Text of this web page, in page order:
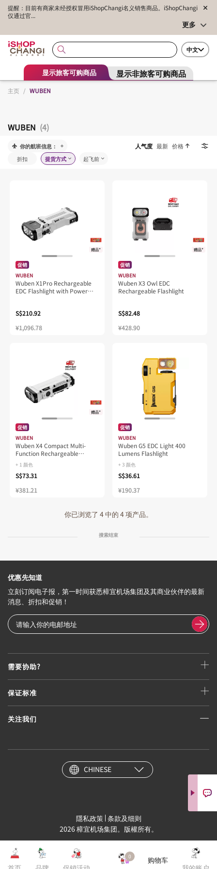
提醒：目前有商家未经授权冒用iShopChangi名义销售商品。iShopChangi
仅通过官...
更多
中文
显示旅客可购商品 显示非旅客可购商品
0
购物车
主页 / WUBEN
WUBEN (4)
你的航班信息： 人气度 最新 价格
折扣 提货方式 起飞前
赠品*
促销
WUBEN
Wuben X1Pro Rechargeable
EDC Flashlight with Power
S$210.92
¥1,096.78
赠品*
促销
WUBEN
Wuben X3 Owl EDC
Rechargeable Flashlight
S$82.48
¥428.90
赠品*
促销
WUBEN
Wuben X4 Compact Multi-
Function Rechargeable
Flashlight
+ 1 颜色
S$73.31
¥381.21
促销
WUBEN
Wuben G5 EDC Light 400
Lumens Flashlight
+ 3 颜色
S$36.61
¥190.37
你已浏览了 4 中的 4 项产品。
搜索结束
需要协助?
保证标准
关注我们
优惠先知道
立刻订阅电子报，第一时间获悉樟宜机场集团及其商业伙伴的最新
消息、折扣和促销！
CHINESE
隱私政策 条款及细则
2026 樟宜机场集团。版權所有。